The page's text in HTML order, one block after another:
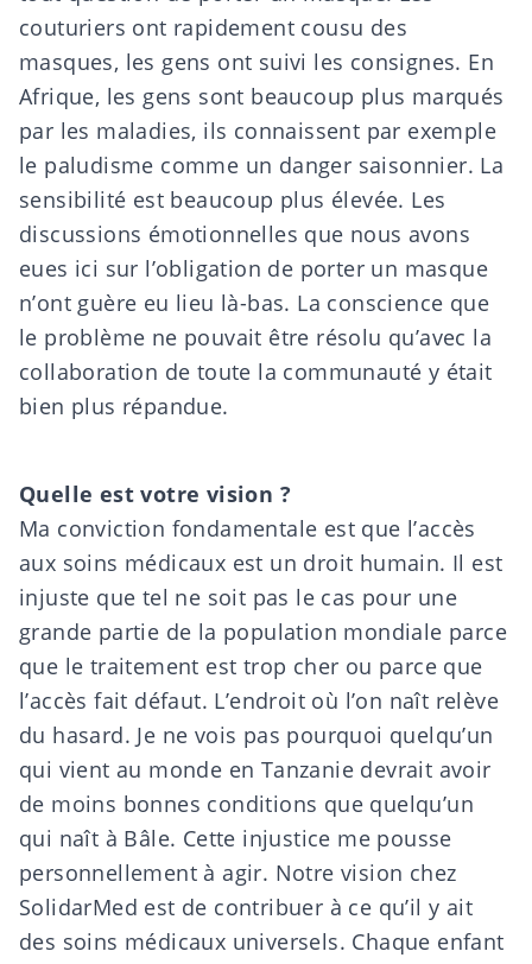
couturiers ont rapidement cousu des
masques, les gens ont suivi les consignes. En
Afrique, les gens sont beaucoup plus marqués
par les maladies, ils connaissent par exemple
le paludisme comme un danger saisonnier. La
sensibilité est beaucoup plus élevée. Les
discussions émotionnelles que nous avons
eues ici sur l’obligation de porter un masque
n’ont guère eu lieu là-bas. La conscience que
le problème ne pouvait être résolu qu’avec la
collaboration de toute la communauté y était
bien plus répandue.
Quelle est votre vision ?
Ma conviction fondamentale est que l’accès
aux soins médicaux est un droit humain. Il est
injuste que tel ne soit pas le cas pour une
grande partie de la population mondiale parce
que le traitement est trop cher ou parce que
l’accès fait défaut. L’endroit où l’on naît relève
du hasard. Je ne vois pas pourquoi quelqu’un
qui vient au monde en Tanzanie devrait avoir
de moins bonnes conditions que quelqu’un
qui naît à Bâle. Cette injustice me pousse
personnellement à agir. Notre vision chez
SolidarMed est de contribuer à ce qu’il y ait
des soins médicaux universels. Chaque enfant